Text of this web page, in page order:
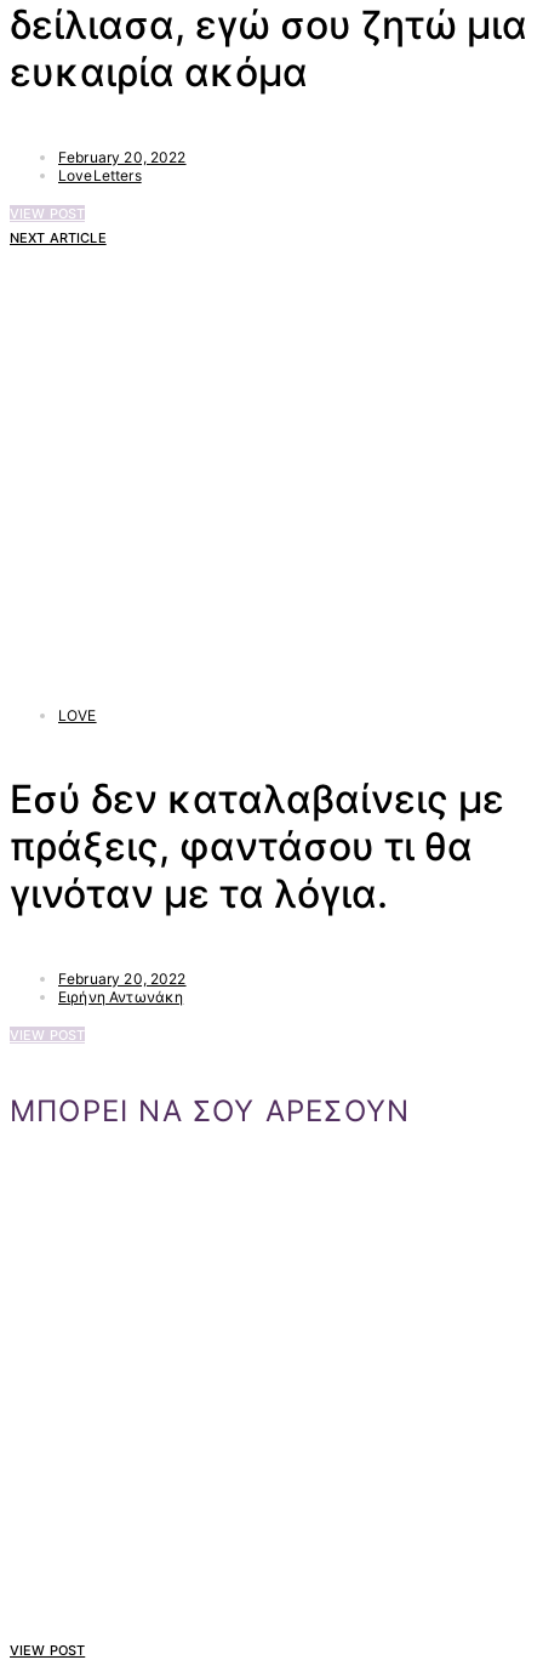
δείλιασα, εγώ σου ζητώ μια
ευκαιρία ακόμα
February 20, 2022
LoveLetters
VIEW POST
NEXT ARTICLE
LOVE
Εσύ δεν καταλαβαίνεις με
πράξεις, φαντάσου τι θα
γινόταν με τα λόγια.
February 20, 2022
Ειρήνη Αντωνάκη
VIEW POST
ΜΠΟΡΕΙ ΝΑ ΣΟΥ ΑΡΕΣΟΥΝ
VIEW POST